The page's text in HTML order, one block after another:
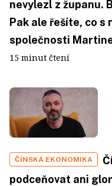
nevylezl z županu.
Pak ale řešíte, co s
společnosti
15 minut čtení
ČÍNSKÁ EKONOMIKA
podceňovat ani